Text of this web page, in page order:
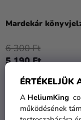
ÉRTÉKELJÜK
A HeliumKing
működésének
Mardekár
5 190 Ft
6 300 Ft
KOSÁRBA